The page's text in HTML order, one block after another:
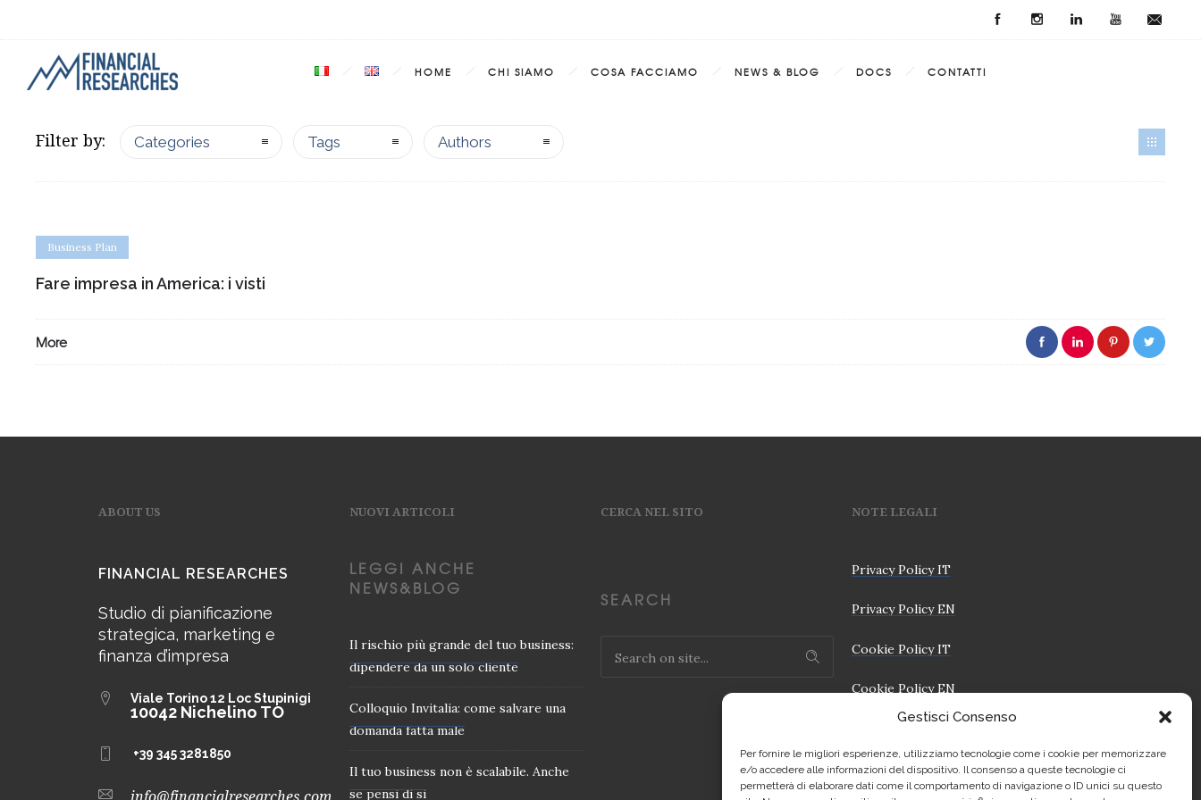
Gestisci Consenso
Per fornire le migliori esperienze, utilizziamo tecnologie come i cookie per memorizzare
e/o accedere alle informazioni del dispositivo. Il consenso a queste tecnologie ci
permetterà di elaborare dati come il comportamento di navigazione o ID unici su questo
HOME CHI SIAMO COSA FACCIAMO NEWS & BLOG DOCS CONTATTI
Filter by: Categories Tags Authors
Business Plan
Fare impresa in America: i visti
More
ABOUT US
FINANCIAL RESEARCHES
Studio di pianificazione
strategica, marketing e
finanza d’impresa
Viale Torino 12 Loc Stupinigi
10042 Nichelino TO
+39 345 3281850
NUOVI ARTICOLI
LEGGI ANCHE
NEWS&BLOG
Il rischio più grande del tuo business:
dipendere da un solo cliente
Colloquio Invitalia: come salvare una
domanda fatta male
Il tuo business non è scalabile. Anche
se pensi di si
CERCA NEL SITO
SEARCH
NOTE LEGALI
Privacy Policy IT
Privacy Policy EN
Cookie Policy IT
Cookie Policy EN